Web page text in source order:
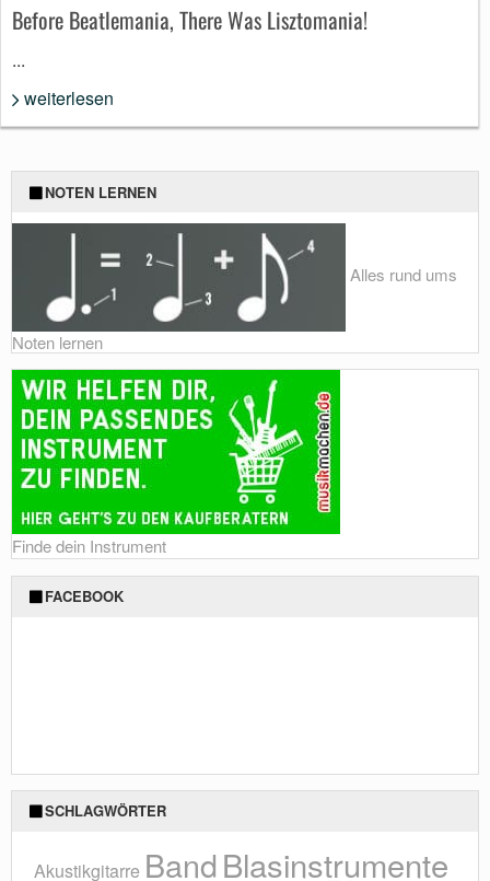
Before Beatlemania, There Was Lisztomania!
...
weiterlesen
NOTEN LERNEN
Alles rund ums
Noten lernen
Finde dein Instrument
FACEBOOK
SCHLAGWÖRTER
Akustikgitarre BandBlasinstrumente